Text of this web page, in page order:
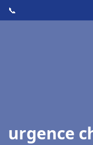
📞
urgence